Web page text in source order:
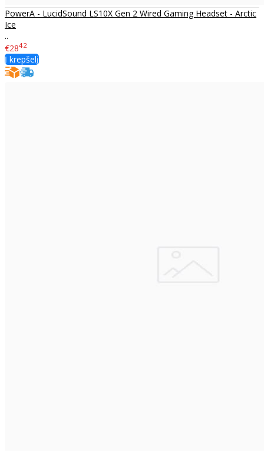
PowerA - LucidSound LS10X Gen 2 Wired Gaming Headset - Arctic
Ice
..
€2842
Į krepšelį